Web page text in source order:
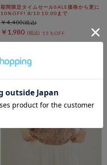
期間限定タイムセールSALE価格から更に
10%OFF! 8/10 10:00まで
￥1,980 55％OFF
￥4,400